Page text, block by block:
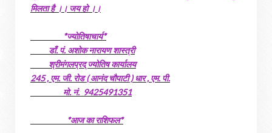
मिलता है ।। जय हो ।।
*ज्योतिषाचार्य*
डाँ. पं. अशोक नारायण शास्त्री
श्रीमंगलप्रद् ज्योतिष कार्यालय
245 , एम. जी. रोड ( आनंद चौपाटी ) धार , एम. पी.
मो. नं. 9425491351
*आज का राशिफल*